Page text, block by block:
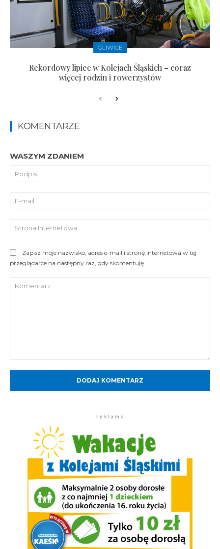
GLIWICE
Rekordowy lipiec w Kolejach Śląskich – coraz
więcej rodzin i rowerzystów
KOMENTARZE
WASZYM ZDANIEM
Zapisz moje nazwisko, adres e-mail i stronę internetową w tej
przeglądarce na następny raz, gdy skomentuję.
r e k l a m a